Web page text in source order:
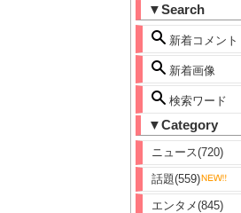
▼Search
新着コメント
新着画像
検索ワード
▼Category
ニュース(720)
話題(559)
エンタメ(845)